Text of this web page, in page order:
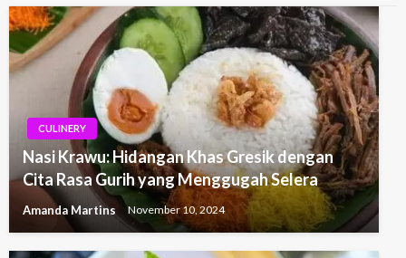
CULINERY
Nasi Krawu: Hidangan Khas Gresik dengan
Cita Rasa Gurih yang Menggugah Selera
Amanda Martins November 10, 2024